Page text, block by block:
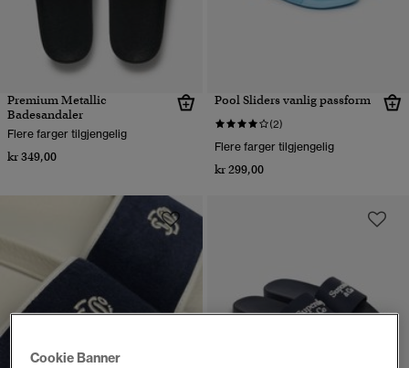
Premium Metallic
Badesandaler
Flere farger tilgjengelig
kr 349,00
Pool Sliders vanlig passform
(2)
Flere farger tilgjengelig
kr 299,00
Cookie Banner